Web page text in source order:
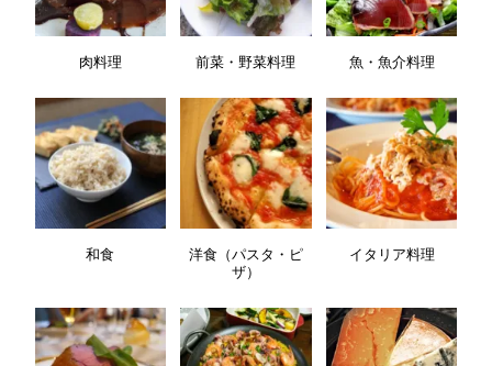
肉料理 前菜・野菜料理 魚・魚介料理
和食
洋食（パスタ・ピ
ザ）
イタリア料理